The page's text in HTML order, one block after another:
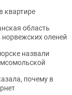
квартире
область
оленей
назвали
почему в